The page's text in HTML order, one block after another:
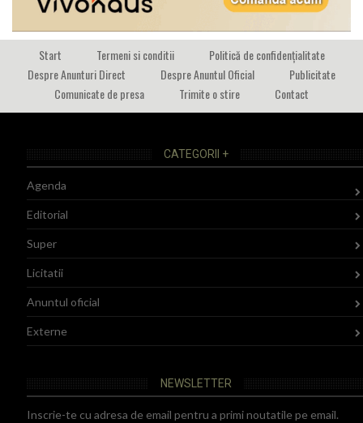
Start Termeni si conditii
Politică de confidențialitate
Despre Anunturi Direct
Despre Anuntul Oficial
Publicitate
Comunicate de presa
Trimite o stire Contact
CATEGORII +
Agenda
Editorial
Super
Licitatii
Anuntul oficial
Externe
NEWSLETTER
Inscrie-te cu adresa de email pentru a primi noutatile pe email.